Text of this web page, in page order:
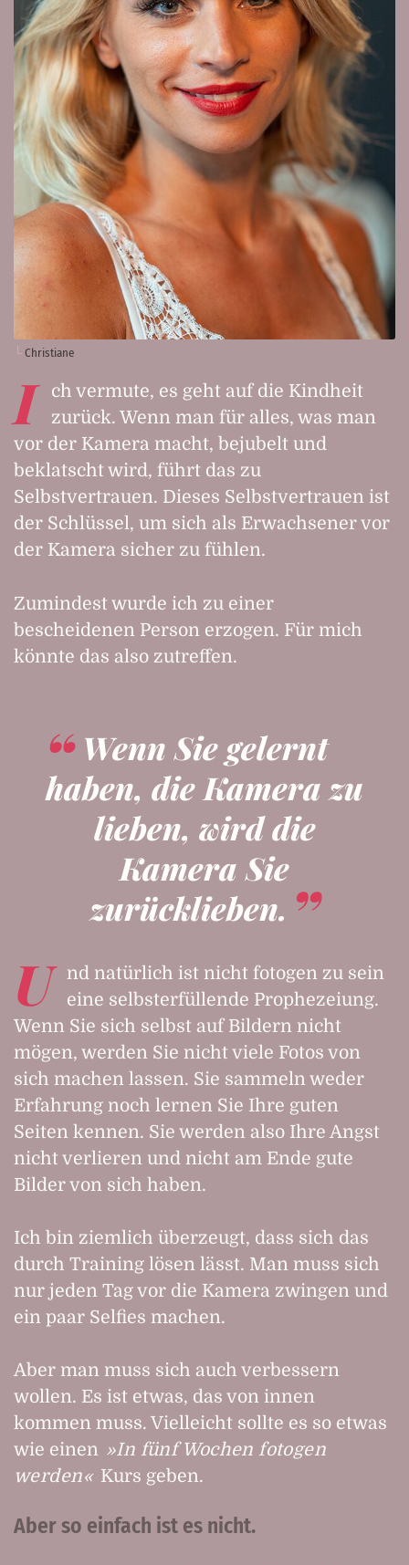
Christiane
I
ch vermute, es geht auf die Kindheit
zurück. Wenn man für alles, was man
vor der Kamera macht, bejubelt und
beklatscht wird, führt das zu
Selbstvertrauen. Dieses Selbstvertrauen ist
der Schlüssel, um sich als Erwachsener vor
der Kamera sicher zu fühlen.
Zumindest wurde ich zu einer
bescheidenen Person erzogen. Für mich
könnte das also zutreffen.
Wenn Sie gelernt
haben, die Kamera zu
lieben, wird die
Kamera Sie
zurücklieben.
U
nd natürlich ist nicht fotogen zu sein
eine selbsterfüllende Prophezeiung.
Wenn Sie sich selbst auf Bildern nicht
mögen, werden Sie nicht viele Fotos von
sich machen lassen. Sie sammeln weder
Erfahrung noch lernen Sie Ihre guten
Seiten kennen. Sie werden also Ihre Angst
nicht verlieren und nicht am Ende gute
Bilder von sich haben.
Ich bin ziemlich überzeugt, dass sich das
durch Training lösen lässt. Man muss sich
nur jeden Tag vor die Kamera zwingen und
ein paar Selfies machen.
Aber man muss sich auch verbessern
wollen. Es ist etwas, das von innen
kommen muss. Vielleicht sollte es so etwas
wie einen
In fünf Wochen fotogen
werden
Kurs geben.
Aber so einfach ist es nicht.